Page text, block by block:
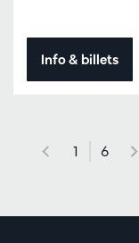
Info & billets
1 6